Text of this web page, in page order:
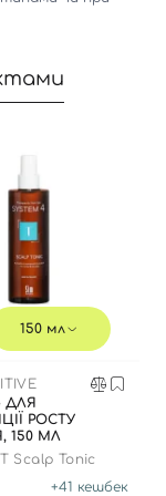
150 мл
ДЛЯ
РОСТУ
150 МЛ
Scalp Tonic
+41 кешбек
ви